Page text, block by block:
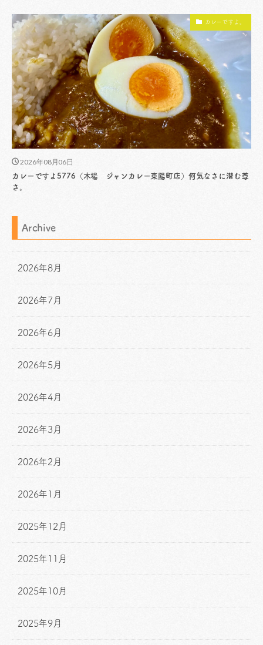
カレーですよ。
2026年08月06日
カレーですよ5776（木場 ジャンカレー東陽町店）何気なさに潜む尊
さ。
Archive
2026年8月
2026年7月
2026年6月
2026年5月
2026年4月
2026年3月
2026年2月
2026年1月
2025年12月
2025年11月
2025年10月
2025年9月